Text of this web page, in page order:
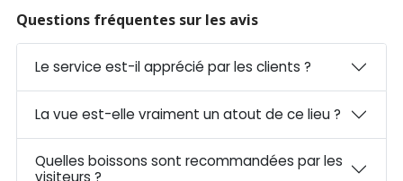
Questions fréquentes sur les avis
Le service est-il apprécié par les clients ?
La vue est-elle vraiment un atout de ce lieu ?
Quelles boissons sont recommandées par les
visiteurs ?